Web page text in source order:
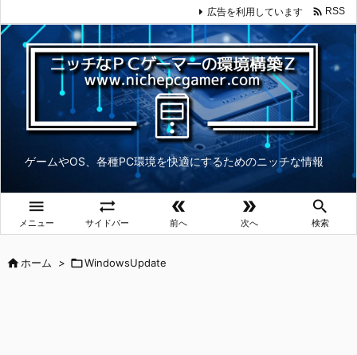
ゲームやOS、各種PC環境を快適にするためのニッチな情報

メニュー

サイドバー

前へ

次へ

検索
広告を利用しています  RSS
ホーム > WindowsUpdate